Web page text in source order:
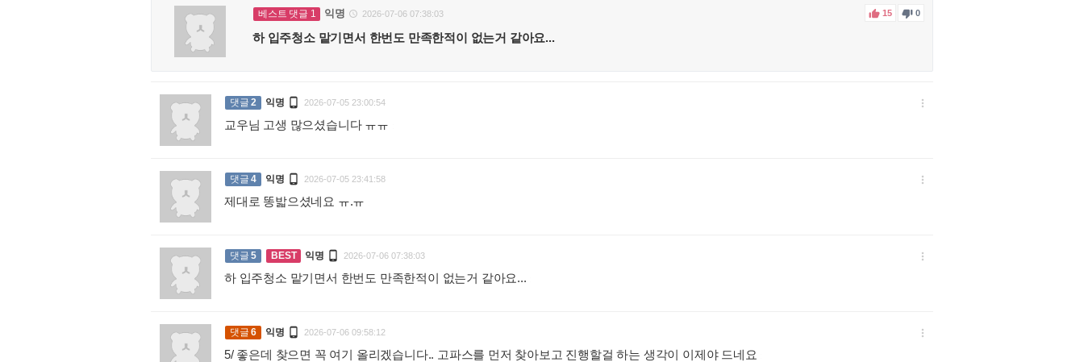
베스트 댓글 1 익명  2026-07-06 07:38:03
하 입주청소 맡기면서 한번도 만족한적이 없는거 같아요...
 15  0
댓글2 익명  2026-07-05 23:00:54
교우님 고생 많으셨습니다 ㅠㅠ

댓글4 익명  2026-07-05 23:41:58
제대로 똥밟으셨네요 ㅠ.ㅠ

댓글5 BEST 익명  2026-07-06 07:38:03
하 입주청소 맡기면서 한번도 만족한적이 없는거 같아요...

댓글6 익명  2026-07-06 09:58:12
5/ 좋은데 찾으면 꼭 여기 올리겠습니다.. 고파스를 먼저 찾아보고 진행할걸 하는 생각이 이제야 드네요
